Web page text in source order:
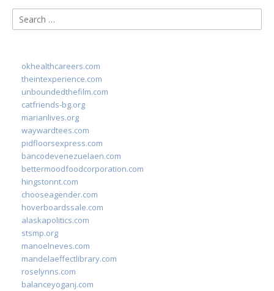
Search
for:
okhealthcareers.com
theintexperience.com
unboundedthefilm.com
catfriends-bg.org
marianlives.org
waywardtees.com
pidfloorsexpress.com
bancodevenezuelaen.com
bettermoodfoodcorporation.com
hingstonnt.com
chooseagender.com
hoverboardssale.com
alaskapolitics.com
stsmp.org
manoelneves.com
mandelaeffectlibrary.com
roselynns.com
balanceyoganj.com